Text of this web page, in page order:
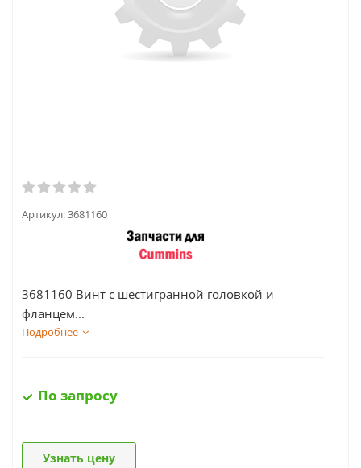
Артикул:3681160
3681160 Винт с шестигранной головкой и
фланцем...
Подробнее
По запросу
Узнать цену